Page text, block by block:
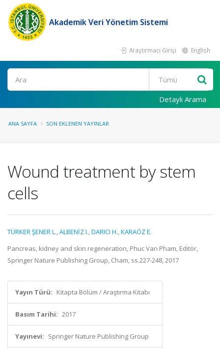
Akademik Veri Yönetim Sistemi
Araştırmacı Girişi English
Ara
Detaylı Arama
ANA SAYFA SON EKLENEN YAYINLAR
Wound treatment by stem
cells
TÜRKER ŞENER L.,ALBENİZ I.,DARICI H.,KARAÖZ E.
Pancreas, kidney and skin regeneration, Phuc Van Pham, Editör,
Springer Nature Publishing Group, Cham, ss.227-248, 2017
Yayın Türü: Kitapta Bölüm / Araştırma Kitabı
Basım Tarihi: 2017
Yayınevi: Springer Nature Publishing Group